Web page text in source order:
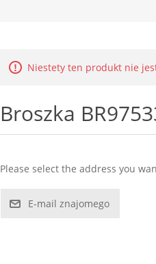
Niestety ten produkt nie
Broszka
Please select the address you
E-mail znajomego